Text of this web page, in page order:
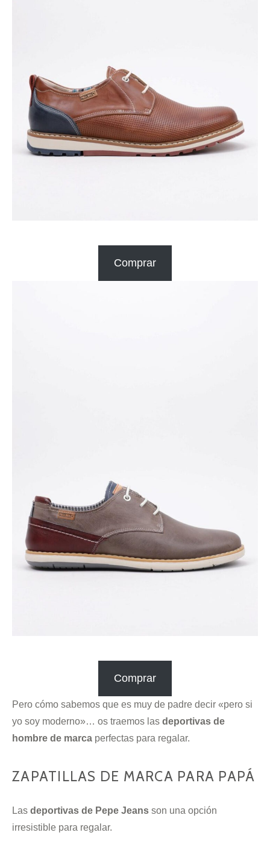
Comprar
Comprar
Pero cómo sabemos que es muy de padre decir «pero si
yo soy moderno»… os traemos las deportivas de
hombre de marca perfectas para regalar.
ZAPATILLAS DE MARCA PARA PAPÁ
Las deportivas de Pepe Jeans son una opción
irresistible para regalar.